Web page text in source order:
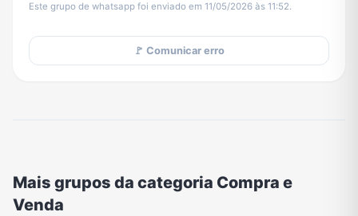
Este grupo de whatsapp foi enviado em 11/05/2026 às 11:52.
🚩 Comunicar erro
Mais grupos da categoria Compra e
Venda